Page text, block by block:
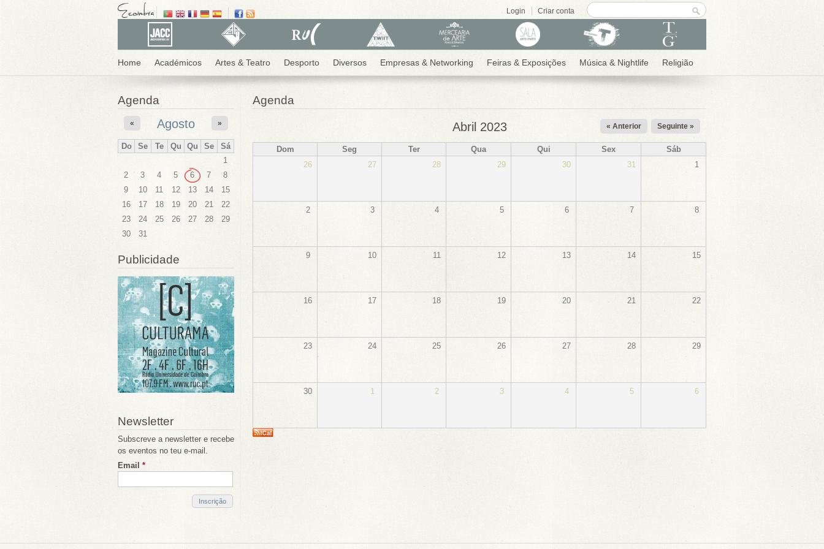
Formulário de
procura
Procurar
Login Criar conta
Home Académicos Artes & Teatro Desporto Diversos Empresas & Networking Feiras & Exposições Música & Nightlife Religião
Agenda
Agosto
« »
Do Se Te Qu Qu Se
Sá
1
2
3 4 5 6 7
8
9
10 11 12 13 14
15
16
17 18 19 20 21
22
23
24 25 26 27 28
29
30
31
Publicidade
Newsletter
Subscreve a newsletter e recebe
os eventos no teu e-mail.
Email *
Agenda
Abril 2023 « Anterior Seguinte »
Dom Seg Ter Qua Qui Sex
Sáb
26
27 28 29 30 31 1
2 3 4 5 6 7 8
9 10 11 12 13 14 15
16 17 18 19 20 21 22
23 24 25 26 27 28 29
30 1 2 3 4 5 6